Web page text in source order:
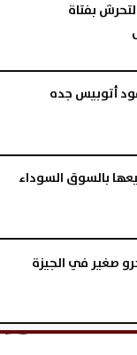
بفتاة
أتوبيس جده
بيعها بالسوق السوداء
صغير في الجيزة